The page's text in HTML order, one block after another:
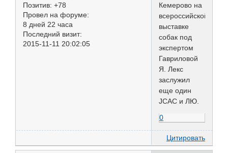
Позитив: +78
Провел на форуме:
8 дней 22 часа
Последний визит:
2015-11-11 20:02:05
Кемерово на
всероссийской
выставке
собак под
экспертом
Гавриловой
Я. Лекс
заслужил
еще один
JCAC и ЛЮ.
0
Цитировать